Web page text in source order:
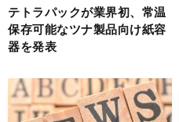
テトラパックが業界初、常温
保存可能なツナ製品向け紙容
器を発表